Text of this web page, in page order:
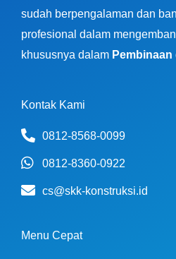
sudah berpengalaman dan
profesional dalam
khususnya dalam
Kontak Kami
0812-8568-0099
0812-8360-0922
cs@skk-konstruksi.id
Menu Cepat